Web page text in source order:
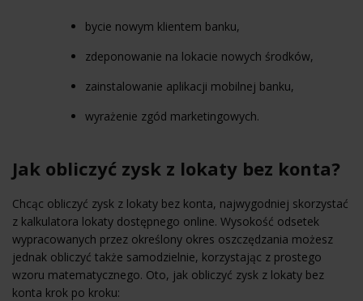
bycie nowym klientem banku,
zdeponowanie na lokacie nowych środków,
zainstalowanie aplikacji mobilnej banku,
wyrażenie zgód marketingowych.
Jak obliczyć zysk z lokaty bez konta?
Chcąc obliczyć zysk z lokaty bez konta, najwygodniej skorzystać
z kalkulatora lokaty dostępnego online. Wysokość odsetek
wypracowanych przez określony okres oszczędzania możesz
jednak obliczyć także samodzielnie, korzystając z prostego
wzoru matematycznego. Oto, jak obliczyć zysk z lokaty bez
konta krok po kroku: